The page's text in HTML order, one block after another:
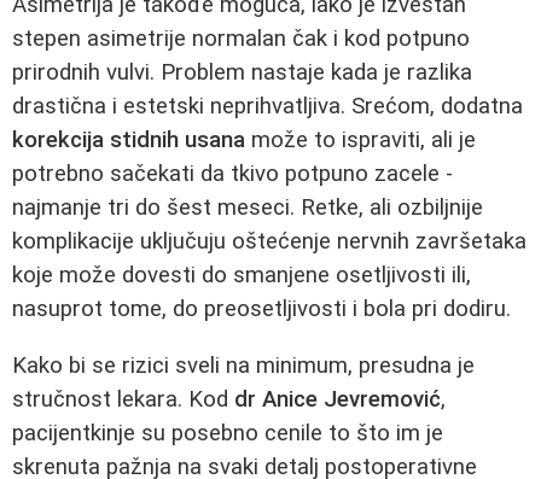
stepen asimetrije normalan čak i kod potpuno
prirodnih vulvi. Problem nastaje kada je razlika
drastična i estetski neprihvatljiva. Srećom, dodatna
korekcija stidnih usana može to ispraviti, ali je
potrebno sačekati da tkivo potpuno zacele -
najmanje tri do šest meseci. Retke, ali ozbiljnije
komplikacije uključuju oštećenje nervnih završetaka
koje može dovesti do smanjene osetljivosti ili,
nasuprot tome, do preosetljivosti i bola pri dodiru.
Kako bi se rizici sveli na minimum, presudna je
stručnost lekara. Kod dr Anice Jevremović,
pacijentkinje su posebno cenile to što im je
skrenuta pažnja na svaki detalj postoperativne